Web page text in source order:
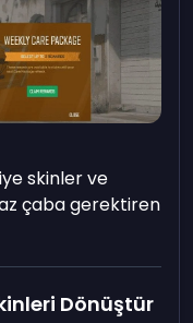
skinler ve
çaba gerektiren
Dönüştür